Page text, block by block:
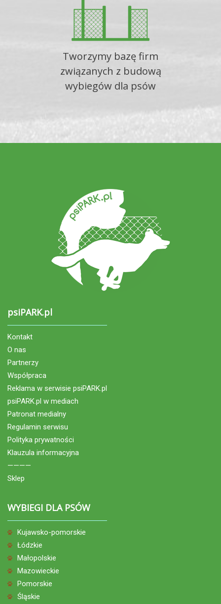
Tworzymy bazę firm
związanych z budową
wybiegów dla psów
psiPARK.pl
Kontakt
O nas
Partnerzy
Współpraca
Reklama w serwisie psiPARK.pl
psiPARK.pl w mediach
Patronat medialny
Regulamin serwisu
Polityka prywatności
Klauzula informacyjna
————
Sklep
WYBIEGI DLA PSÓW
Kujawsko-pomorskie
Łódzkie
Małopolskie
Mazowieckie
Pomorskie
Śląskie